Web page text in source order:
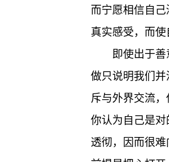
而宁愿相信自
真实感受，而使
即使出于
做只说明我们
斥与外界交流
你认为自己是
透彻，因而很